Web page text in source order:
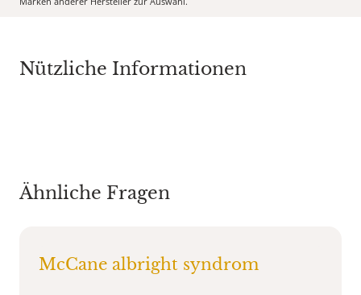
Nützliche Informationen
Ähnliche Fragen
McCane albright syndrom